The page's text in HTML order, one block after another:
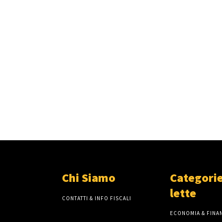
Chi Siamo
CONTATTI & INFO FISCALI
lette
ECONOMIA &